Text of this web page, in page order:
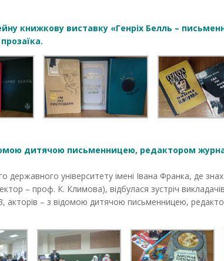
книжкову виставку «Генріх Белль –
дитячою письменницею, редактором
університету імені Івана Франка, де
– проф. К. Климова), відбулася зустріч
акторів – з відомою дитячою письменницею,